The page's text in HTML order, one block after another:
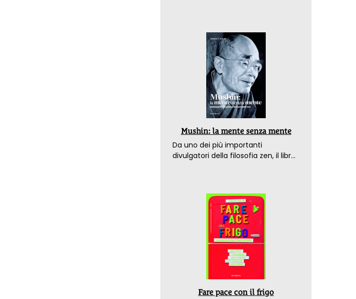
Mushin: la mente senza mente
Da uno dei più importanti
divulgatori della filosofia zen, il libro
Fare pace con il frigo